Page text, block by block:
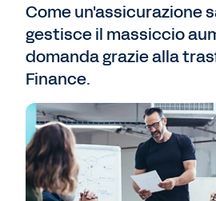
Come un'assicurazione
gestisce il massiccio
domanda grazie alla
Finance.